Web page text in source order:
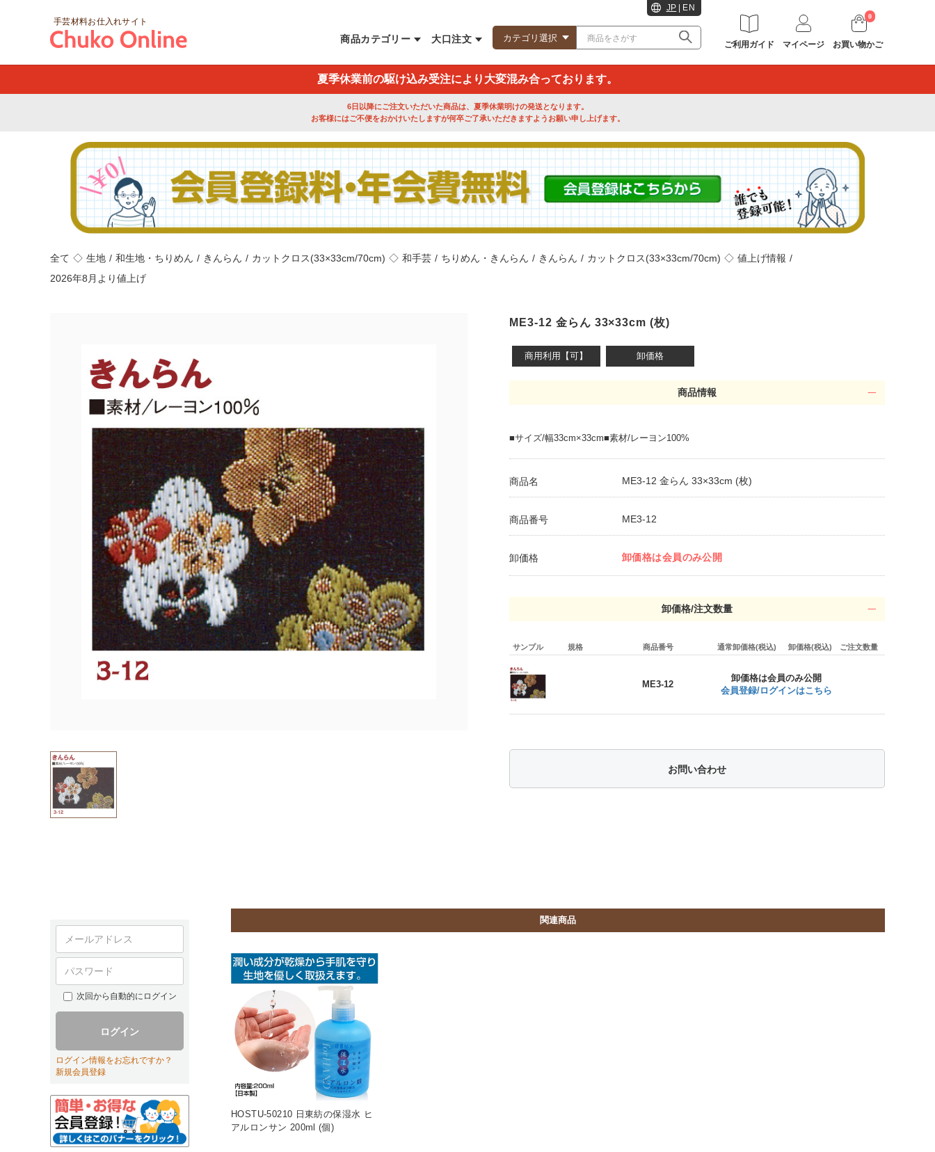
夏季休業前の駆け込み受注により大変混み合っております。
6日以降にご注文いただいた商品は、夏季休業明けの発送となります。
お客様にはご不便をおかけいたしますが何卒ご了承いただきますようお願い申し上げます。
全て ◇ 生地 / 和生地・ちりめん / きんらん / カットクロス(33×33cm/70cm) ◇ 和手芸 / ちりめん・きんらん / きんらん / カットクロス(33×33cm/70cm) ◇ 値上げ情報 /
2026年8月より値上げ
ME3-12 金らん 33×33cm (枚)
商用利用【可】 卸価格
商品情報
■サイズ/幅33cm×33cm■素材/レーヨン100%
商品名 ME3-12 金らん 33×33cm (枚)
商品番号 ME3-12
卸価格 卸価格は会員のみ公開
卸価格/注文数量
サンプル 規格 商品番号 通常卸価格(税込) 卸価格(税込) ご注文数量
ME3-12
卸価格は会員のみ公開
会員登録/ログインはこちら
お問い合わせ
手芸材料お仕入れサイト
商品カテゴリー 大口注文
JP EN
ご利用ガイド マイページ
0
お買い物かご
次回から自動的にログイン
ログイン
ログイン情報をお忘れですか？
新規会員登録
関連商品
HOSTU-50210 日東紡の保湿水 ヒ
アルロンサン 200ml (個)